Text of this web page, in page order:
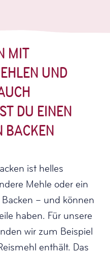
MIT
UND
DU EINEN
BACKEN
ist helles
Mehle oder ein
– und können
haben. Für unsere
wir zum Beispiel
enthält. Das